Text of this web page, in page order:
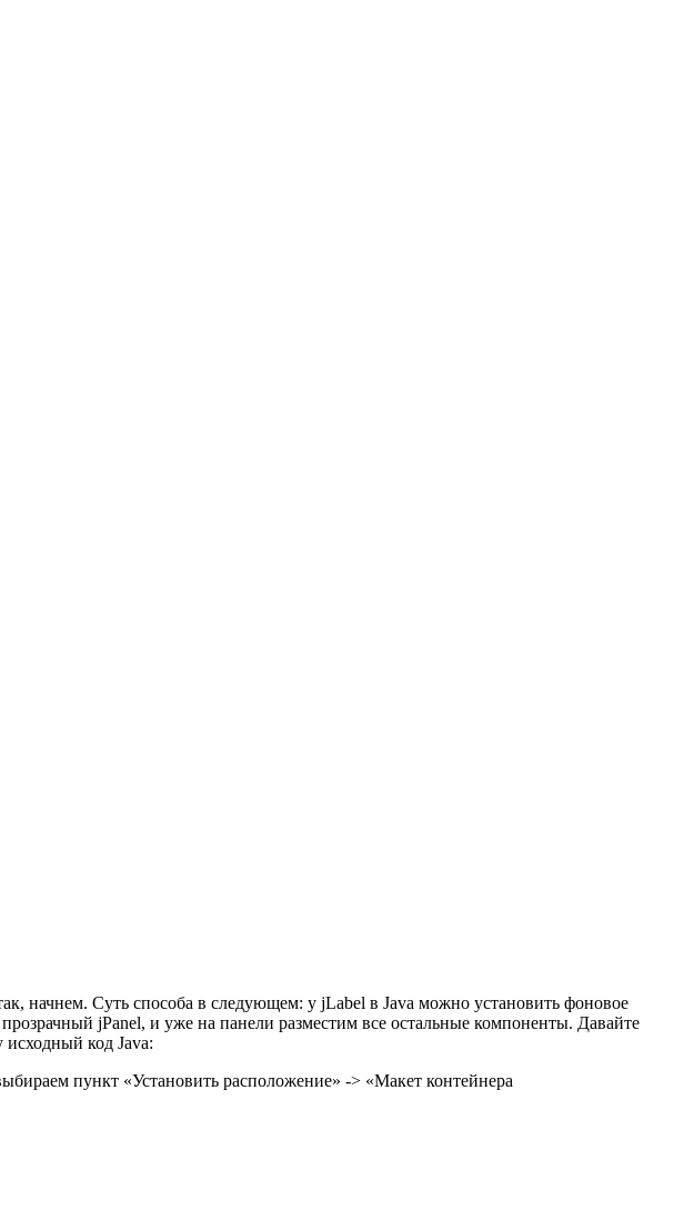
начнем. Суть способа в следующем: у jLabel в Java можно установить фоновое
jPanel, и уже на панели разместим все остальные компоненты. Давайте
исходный код Java:
пункт «Установить расположение» -> «Макет контейнера